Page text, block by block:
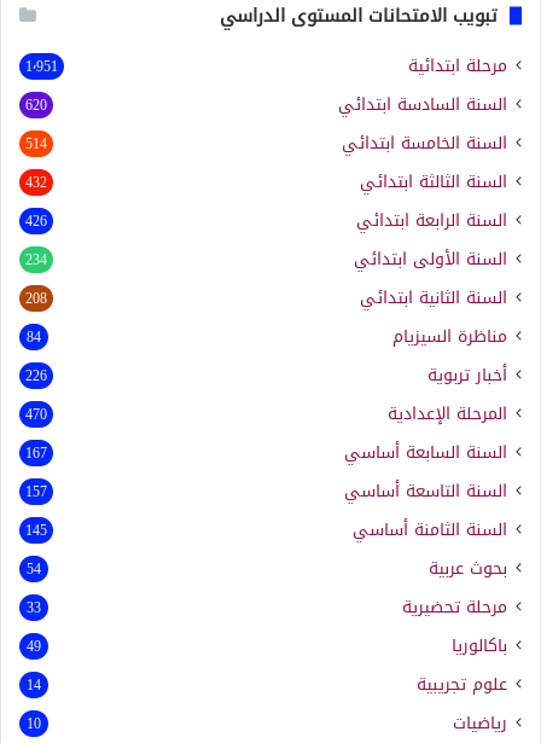
تبويب الامتحانات المستوى الدراسي
مرحلة ابتدائية 1٬951
السنة السادسة ابتدائي 620
السنة الخامسة ابتدائي 514
السنة الثالثة ابتدائي 432
السنة الرابعة ابتدائي 426
السنة الأولى ابتدائي 234
السنة الثانية ابتدائي 208
مناظرة السيزيام 84
أخبار تربوية 226
المرحلة الإعدادية 470
السنة السابعة أساسي 167
السنة التاسعة أساسي 157
السنة الثامنة أساسي 145
بحوث عربية 54
مرحلة تحضيرية 33
باكالوريا 49
علوم تجريبية 14
رياضيات 10